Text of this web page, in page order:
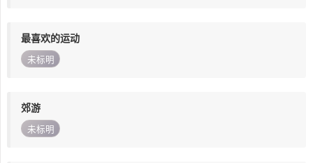
最喜欢的运动
未标明
郊游
未标明